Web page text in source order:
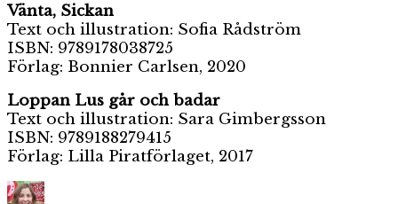
Vänta, Sickan
Text och illustration: Sofia Rådström
ISBN: 9789178038725
Förlag: Bonnier Carlsen, 2020
Loppan Lus går och badar
Text och illustration: Sara Gimbergsson
ISBN: 9789188279415
Förlag: Lilla Piratförlaget, 2017